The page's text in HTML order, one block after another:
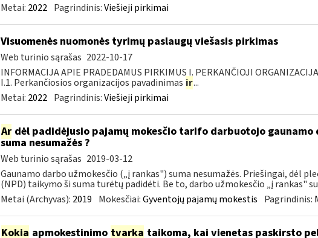
Metai: 2022 Pagrindinis:Viešieji pirkimai
Visuomenės nuomonės tyrimų paslaugų viešasis pirkimas
Web turinio sąrašas 2022-10-17
INFORMACIJA APIE PRADEDAMUS PIRKIMUS I. PERKANČIOJI
I.1. Perkančiosios organizacijos pavadinimas ir...
Metai: 2022 Pagrindinis:Viešieji pirkimai
Ardėl padidėjusio pajamų mokesčio tarifo darbuotojo gaunamo
suma nesumažės ?
Web turinio sąrašas 2019-03-12
Gaunamo darbo užmokesčio („į rankas") suma nesumažės. Priešingai, dėl
(NPD) taikymo ši suma turėtų padidėti. Be to, darbo užmokesčio „į rankas"
Metai (Archyvas): 2019 Mokesčiai:Gyventojų pajamų mokestis Pagrindinis:
Kokia apmokestinimo tvarka taikoma, kai vienetas paskirsto